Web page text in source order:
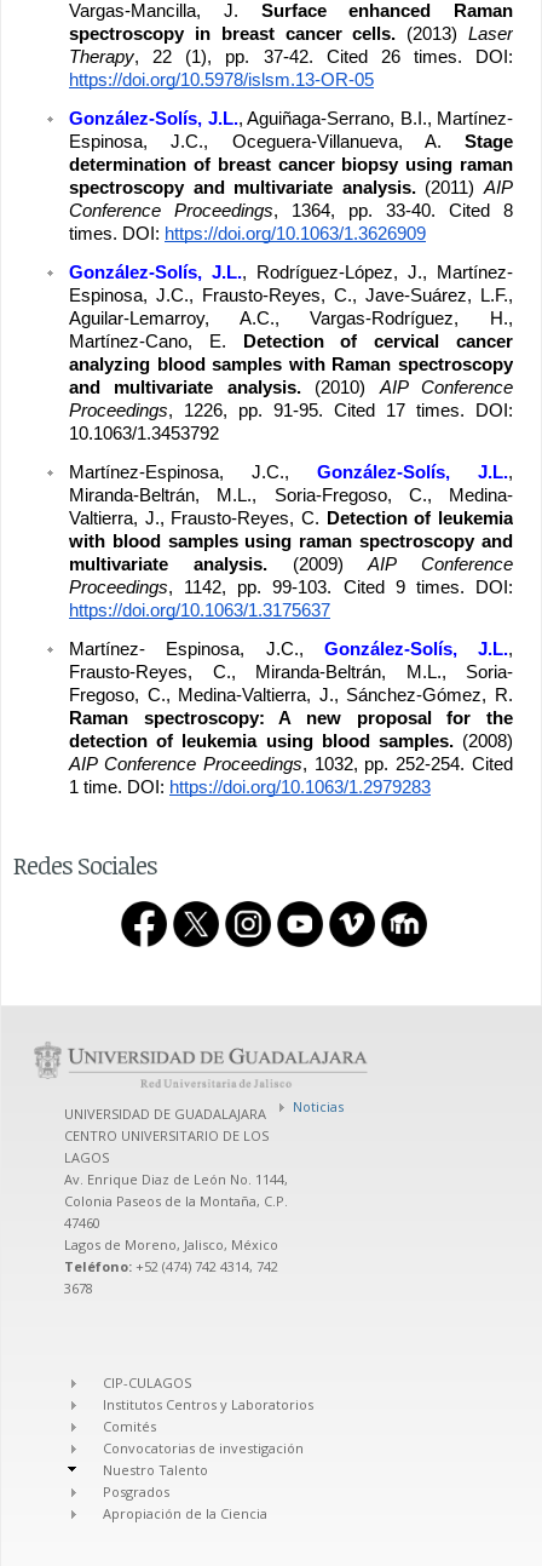
Vargas-Mancilla, J. Surface enhanced Raman
spectroscopy in breast cancer cells. (2013) Laser
Therapy
https://doi.org/10.5978/islsm.13-OR-05
González-Solís, J.L., Aguiñaga-Serrano, B.I., Martínez-
Espinosa, J.C., Oceguera-Villanueva, A. Stage
determination of breast cancer biopsy using raman
spectroscopy and multivariate analysis. (2011) AIP
Conference Proceedings, 1364, pp. 33-40. Cited 8
times. DOI: https://doi.org/10.1063/1.3626909
González-Solís, J.L., Rodríguez-López, J., Martínez-
Espinosa, J.C., Frausto-Reyes, C., Jave-Suárez, L.F.,
Aguilar-Lemarroy, A.C., Vargas-Rodríguez, H.,
Martínez-Cano, E.
Detection of cervical cancer
analyzing blood samples with Raman spectroscopy
and multivariate analysis. (2010) AIP Conference
Proceedings, 1226, pp. 91-95. Cited 17 times. DOI:
10.1063/1.3453792
Martínez-Espinosa, J.C., González-Solís, J.L.,
Miranda-Beltrán, M.L., Soria-Fregoso, C., Medina-
Valtierra, J., Frausto-Reyes, C.
Detection of leukemia
with blood samples using raman spectroscopy and
multivariate analysis. (2009) AIP Conference
Proceedings
https://doi.org/10.1063/1.3175637
Martínez- Espinosa, J.C., González-Solís, J.L.,
Frausto-Reyes, C., Miranda-Beltrán, M.L., Soria-
Raman spectroscopy: A new proposal for the
detection of leukemia using blood samples.
AIP Conference Proceedings, 1032, pp. 252-254. Cited
1 time. DOI: https://doi.org/10.1063/1.2979283
Redes Sociales
UNIVERSIDAD DE GUADALAJARA
CENTRO UNIVERSITARIO DE LOS
LAGOS
Av. Enrique Diaz de León No. 1144,
Colonia Paseos de la Montaña, C.P.
47460
Lagos de Moreno, Jalisco, México
Teléfono: +52 (474) 742 4314, 742
3678
Noticias
CIP-CULAGOS
Institutos Centros y Laboratorios
Comités
Convocatorias de investigación
Nuestro Talento
Posgrados
Apropiación de la Ciencia